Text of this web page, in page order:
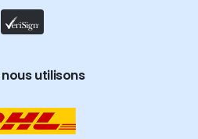
utilisons